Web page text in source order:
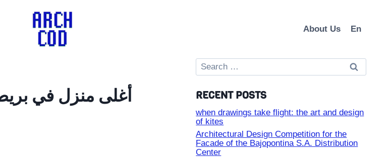
About Us En
Search
for:
RECENT POSTS
when drawings take flight: the art and design
of kites
Architectural Design Competition for the
Facade of the Bajopontina S.A. Distribution
Center